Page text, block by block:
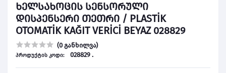
ხელსახოცის სენსორული
დისპენსერი თეთრი / PLASTİK
OTOMATİK KAĞIT VERİCİ BEYAZ 028829
(0 განხილვა)
პროდუქტის კოდი: 028829 .